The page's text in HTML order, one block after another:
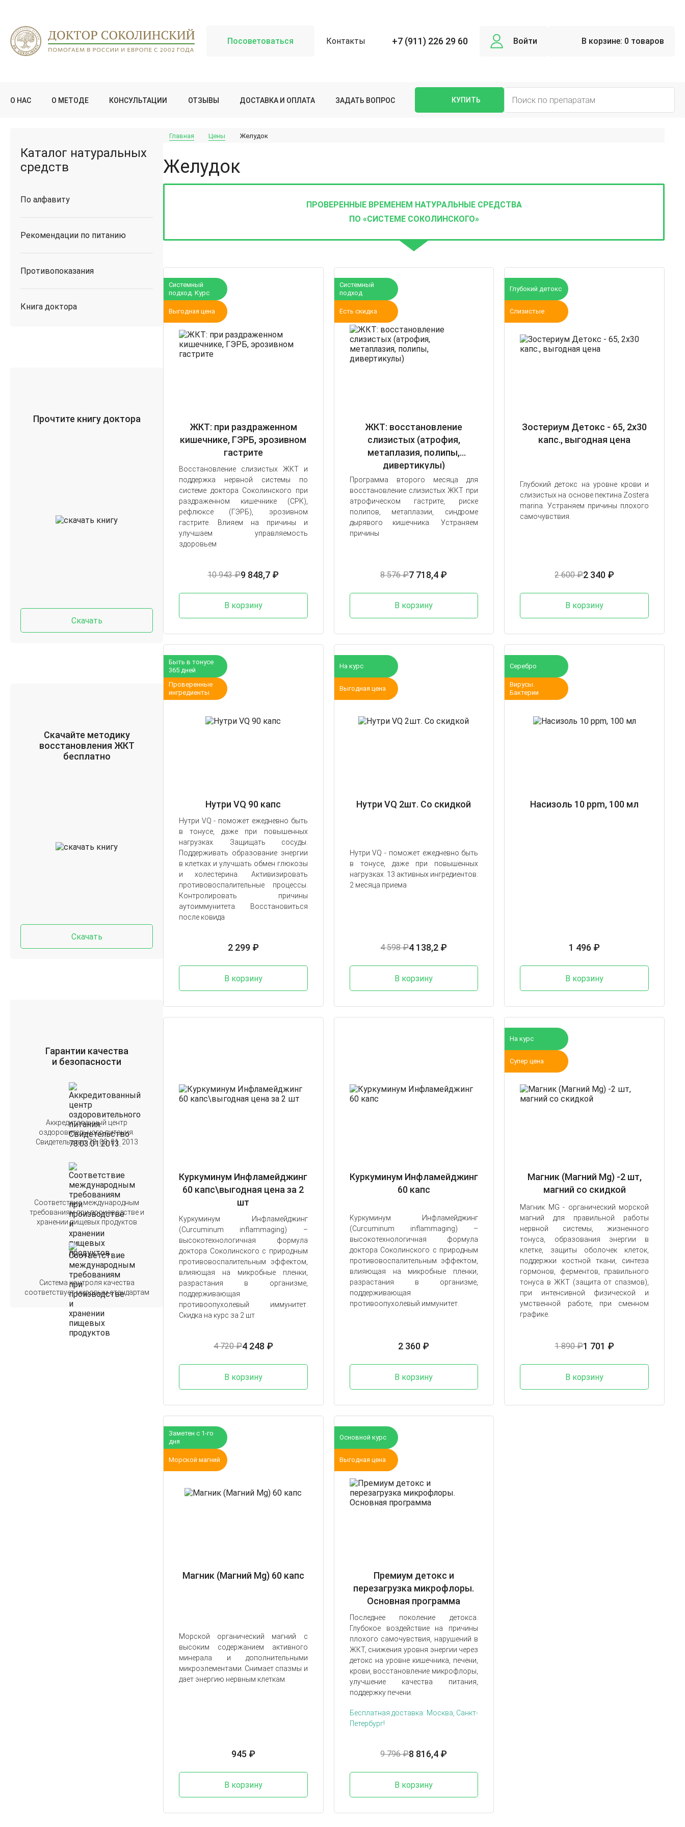
Посоветоваться Контакты +7 (911) 226 29 60 Войти В корзине: 0 товаров
О НАС О МЕТОДЕ КОНСУЛЬТАЦИИ ОТЗЫВЫ ДОСТАВКА И ОПЛАТА ЗАДАТЬ ВОПРОС КУПИТЬ
Каталог натуральных
средств
По алфавиту
Рекомендации по питанию
Противопоказания
Книга доктора
Прочтите книгу доктора
Скачать
Скачайте методику
восстановления ЖКТ
бесплатно
Скачать
Гарантии качества
и безопасности
Аккредитованный центр
оздоровительного питания.
Свидетельство 78. 03. 01. 2013
Соответствие международным
требованиям при производстве и
хранении пищевых продуктов
Система контроля качества
соответствует мировым стандартам
Главная Цены Желудок
Желудок
ПРОВЕРЕННЫЕ ВРЕМЕНЕМ НАТУРАЛЬНЫЕ СРЕДСТВА
ПО «СИСТЕМЕ СОКОЛИНСКОГО»
Системный
подход. Курс
Выгодная цена
ЖКТ: при раздраженном
кишечнике, ГЭРБ, эрозивном
гастрите
Восстановление слизистых ЖКТ и
поддержка нервной системы по
системе доктора Соколинского при
раздраженном кишечнике (СРК),
рефлюксе (ГЭРБ), эрозивном
гастрите. Влияем на причины и
улучшаем управляемость
здоровьем
10 943 ₽9 848,7 ₽
В корзину
Системный
подход
Есть скидка
ЖКТ: восстановление
слизистых (атрофия,
метаплазия, полипы,
дивертикулы)
Программа второго месяца для
восстановление слизистых ЖКТ при
атрофическом гастрите, риске
полипов, метаплазии, синдроме
дырявого кишечника. Устраняем
причины
8 576 ₽7 718,4 ₽
В корзину
Глубокий детокс
Слизистые
Зостериум Детокс - 65, 2х30
капс., выгодная цена
Глубокий детокс на уровне крови и
слизистых на основе пектина Zostera
marina. Устраняем причины плохого
самочувствия.
2 600 ₽2 340 ₽
В корзину
Быть в тонусе
365 дней
Проверенные
ингредиенты
Нутри VQ 90 капс
Нутри VQ - поможет ежедневно быть
в тонусе, даже при повышенных
нагрузках. Защищать сосуды.
Поддерживать образование энергии
в клетках и улучшать обмен глюкозы
и холестерина. Активизировать
противовоспалительные процессы.
Контролировать причины
аутоиммунитета. Восстановиться
после ковида
2 299 ₽
В корзину
На курс
Выгодная цена
Нутри VQ 2шт. Со скидкой
Нутри VQ - поможет ежедневно быть
в тонусе, даже при повышенных
нагрузках. 13 активных ингредиентов.
2 месяца приема
4 598 ₽4 138,2 ₽
В корзину
Серебро
Вирусы.
Бактерии
Насизоль 10 ppm, 100 мл
1 496 ₽
В корзину
Куркуминум Инфламейджинг
60 капс\выгодная цена за 2
шт
Куркуминум Инфламейджинг
(Curcuminum inflammaging) –
высокотехнологичная формула
доктора Соколинского с природным
противовоспалительным эффектом,
влияющая на микробные пленки,
разрастания в организме,
поддерживающая
противоопухолевый иммунитет.
Скидка на курс за 2 шт
4 720 ₽4 248 ₽
В корзину
Куркуминум Инфламейджинг
60 капс
Куркуминум Инфламейджинг
(Curcuminum inflammaging) –
высокотехнологичная формула
доктора Соколинского с природным
противовоспалительным эффектом,
влияющая на микробные пленки,
разрастания в организме,
поддерживающая
противоопухолевый иммунитет.
2 360 ₽
В корзину
На курс
Супер цена
Магник (Магний Mg) -2 шт,
магний со скидкой
Магник MG - органический морской
магний для правильной работы
нервной системы, жизненного
тонуса, образования энергии в
клетке, защиты оболочек клеток,
поддержки костной ткани, синтеза
гормонов, ферментов, правильного
тонуса в ЖКТ (защита от спазмов),
при интенсивной физической и
умственной работе, при сменном
графике.
1 890 ₽1 701 ₽
В корзину
Заметен с 1-го
дня
Морской магний
Магник (Магний Mg) 60 капс
Морской органический магний с
высоким содержанием активного
минерала и дополнительными
микроэлементами. Снимает спазмы и
дает энергию нервным клеткам.
945 ₽
В корзину
Основной курс
Выгодная цена
Премиум детокс и
перезагрузка микрофлоры.
Основная программа
Последнее поколение детокса.
Глубокое воздействие на причины
плохого самочувствия, нарушений в
ЖКТ, снижения уровня энергии через
детокс на уровне кишечника, печени,
крови, восстановление микрофлоры,
улучшение качества питания,
поддержку печени.
Бесплатная доставка: Москва, Санкт-
Петербург!
9 796 ₽8 816,4 ₽
В корзину